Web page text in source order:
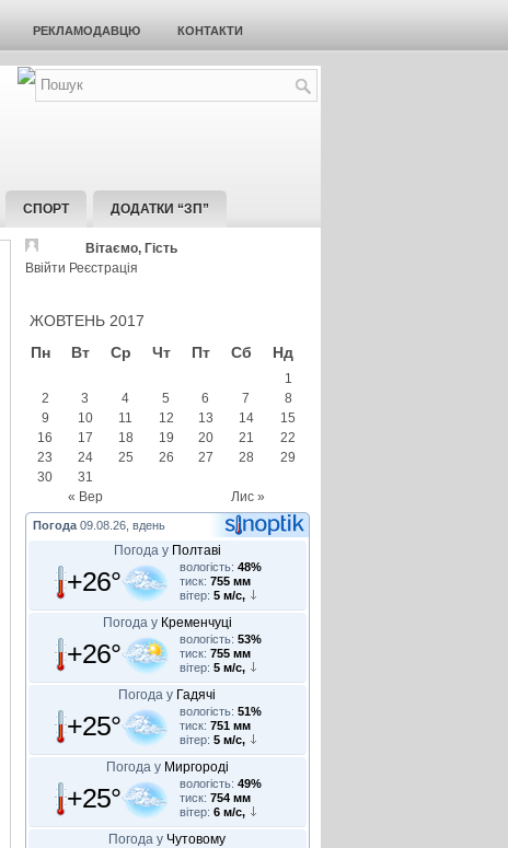
РЕКЛАМОДАВЦЮ КОНТАКТИ
СПОРТ ДОДАТКИ “ЗП”
Вітаємо, Гість
Ввійти Реєстрація
ЖОВТЕНЬ 2017
Пн
Вт Ср Чт Пт Сб Нд
« Вер Лис »
1
2
3 4 5 6 7
8
9
10 11 12 13 14
15
16
17 18 19 20 21
22
23
24 25 26 27 28
29
30
31
Погода 09.08.26, вдень
Погода у Полтаві
+26° вологість: 48%
тиск: 755 мм
вітер: 5 м/с,
Погода у Кременчуці
+26° вологість: 53%
тиск: 755 мм
вітер: 5 м/с,
Погода у Гадячі
+25° вологість: 51%
тиск: 751 мм
вітер: 5 м/с,
Погода у Миргороді
+25° вологість: 49%
тиск: 754 мм
вітер: 6 м/с,
Погода у Чутовому